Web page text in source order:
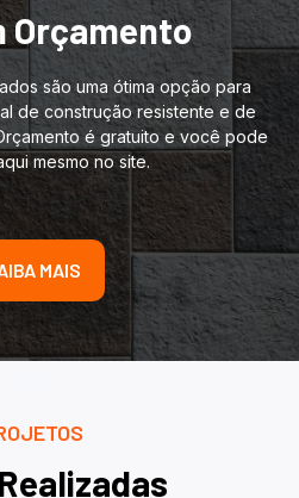
Orçamento
são uma ótima opção para
de construção resistente e de
é gratuito e você pode
mesmo no site.
MAIS